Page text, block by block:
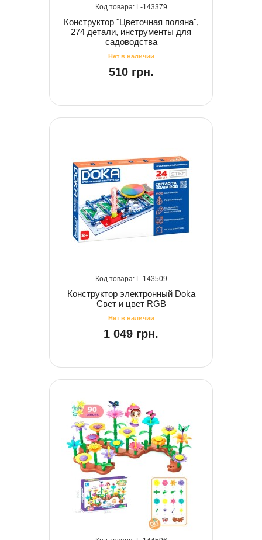
143379
Конструктор "Цветочная поляна",
274 детали, инструменты для
садоводства
510 грн.
143509
Конструктор электронный Doka
Свет и цвет RGB
1 049 грн.